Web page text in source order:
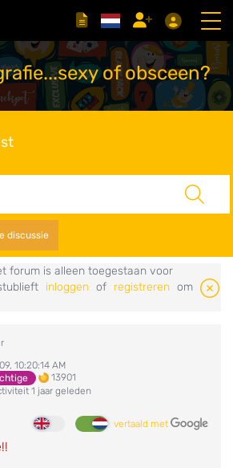
of obsceen?
discussie
forum is alleen toegestaan voor
inloggen of registreren om
10:20:14 AM
13901
1 jaar geleden
vertaald met